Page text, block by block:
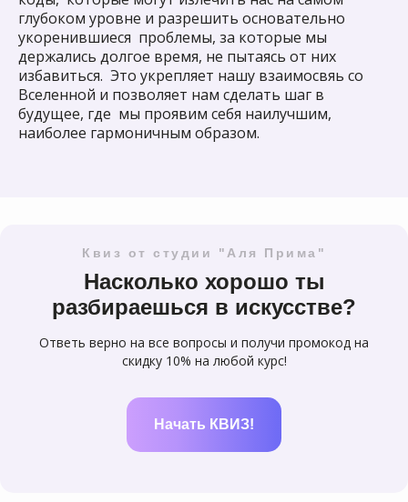
глубоком уровне и разрешить основательно
укоренившиеся проблемы, за которые мы
держались долгое время, не пытаясь от них
избавиться. Это укрепляет нашу взаимосвяь со
Вселенной и позволяет нам сделать шаг в
будущее, где мы проявим себя наилучшим,
наиболее гармоничным образом.
Квиз от студии "Аля Прима"
Насколько хорошо ты
разбираешься в искусстве?
Ответь верно на все вопросы и получи промокод на
скидку 10% на любой курс!
Начать КВИЗ!